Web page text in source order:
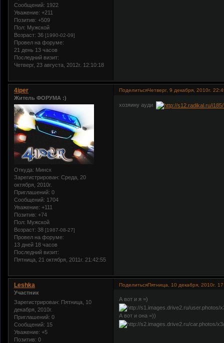
Сообщений: 1922
Уважение: +211
Позитив: +509
Пол: Мужской
Возраст: 36 [1990-02-09]
Провел на форуме:
21 день 13 часов
Последний визит:
Четверг, 23 августа, 2012г. 12:10:18
ПоделитьсяЧетверг, 9 декабря, 2010г.
4iper
Житель ФОРУМА :)
Откуда: Минск
Зарегистрирован: Среда, 20
октября, 2010г.
Приглашений: 0
Сообщений: 1704
Уважение: +111
Позитив: +74
Пол: Мужской
Возраст: 38 [1987-08-27]
Провел на форуме:
13 дней 18 часов
Последний визит:
Пятница, 21 октября, 2011г. 21:42:55
хозяину ауди
ПоделитьсяПятница, 10 декабря, 2010г.
Leshka
Участник
Зарегистрирован: Пятница, 10
декабря, 2010г.
Приглашений: 0
Сообщений: 15
Уважение: +5
Позитив: 0
А вот и я =)
А вот и она =))